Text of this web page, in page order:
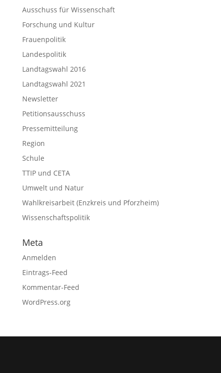
Ausschuss für Wissenschaft
Forschung und Kultur
Frauenpolitik
Landespolitik
Landtagswahl 2016
Landtagswahl 2021
Newsletter
Petitionsausschuss
Pressemitteilung
Region
Schule
TTIP und CETA
Umwelt und Natur
Wahlkreisarbeit (Enzkreis und Pforzheim)
Wissenschaftspolitik
Meta
Anmelden
Eintrags-Feed
Kommentar-Feed
WordPress.org